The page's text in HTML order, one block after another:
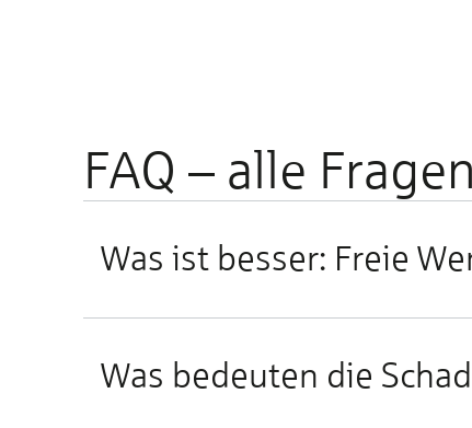
FAQ – alle
Was ist besser: Freie
Was bedeuten die